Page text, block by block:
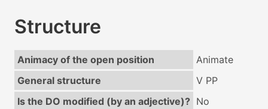
Structure
Animacy of the open position
Animate
General structure
V PP
Is the DO modified (by an adjective)? No